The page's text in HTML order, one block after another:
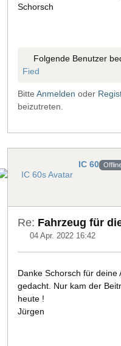
Schorsch
Folgende Benutzer
Fied
Bitte Anmelden oder
beizutreten.
IC 60
Re: Fahrzeug für
04 Apr. 2022 16:42
Danke Schorsch für deine
gedacht. Nur kam der
heute !
Jürgen